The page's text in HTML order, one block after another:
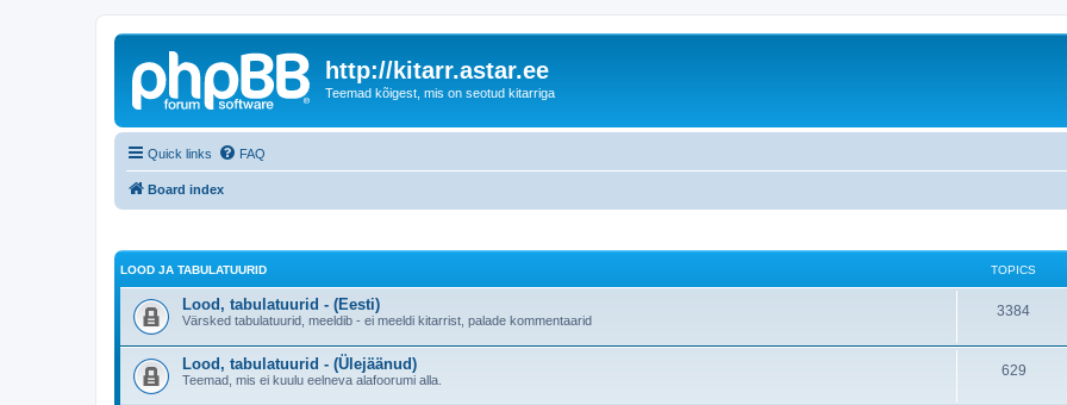
http://kitarr.astar.ee
Teemad kõigest, mis on seotud kitarriga
Quick links FAQ
Board index
LOOD JA TABULATUURID TOPICS
Lood, tabulatuurid - (Eesti)
Värsked tabulatuurid, meeldib - ei meeldi kitarrist, palade kommentaarid
3384
Lood, tabulatuurid - (Ülejäänud)
Teemad, mis ei kuulu eelneva alafoorumi alla.
629